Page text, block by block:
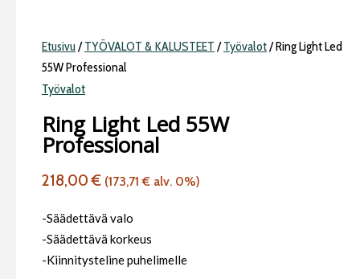
Etusivu/TYÖVALOT & KALUSTEET /Työvalot/ Ring Light Led
55W Professional
Työvalot
Ring Light Led 55W
Professional
218,00€ (173,71€ alv. 0%)
-Säädettävä valo
-Säädettävä korkeus
-Kiinnitysteline puhelimelle